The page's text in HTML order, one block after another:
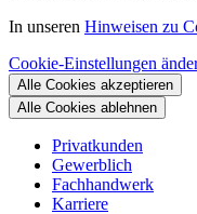
In unseren Hinweisen zu
Cookie-Einstellungen
Alle Cookies akzeptieren
Alle Cookies ablehnen
Privatkunden
Gewerblich
Fachhandwerk
Karriere